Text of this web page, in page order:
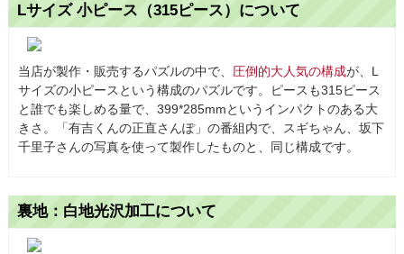
Lサイズ 小ピース（315ピース）について
当店が製作・販売するパズルの中で、 圧倒的大人気の構成が、L
サイズの小ピースという構成のパズルです。ピースも315ピース
と誰でも楽しめる量で、399*285mmというインパクトのある大
きさ。「有吉くんの正直さんぽ」の番組内で、スギちゃん、坂下
千里子さんの写真を使って製作したものと、同じ構成です。
裏地：白地光沢加工について